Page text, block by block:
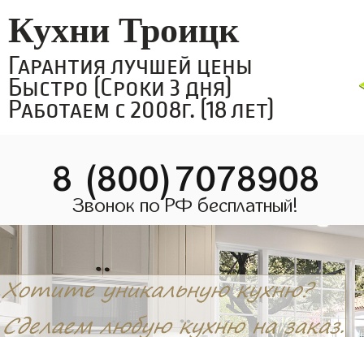
Кухни Троицк
Гарантия лучшей цены
Быстро (Сроки 3 дня)
Работаем с 2008г. (18 лет)
8 (800)7078908
Звонок по РФ бесплатный!